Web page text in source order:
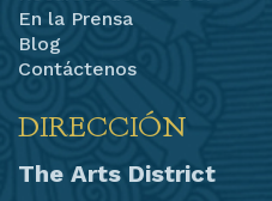
En la Prensa
Blog
Contáctenos
DIRECCIÓN
The Arts District